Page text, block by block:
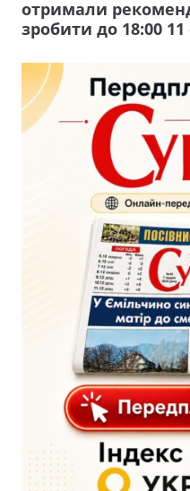
отримали
зробити до 18:00 11